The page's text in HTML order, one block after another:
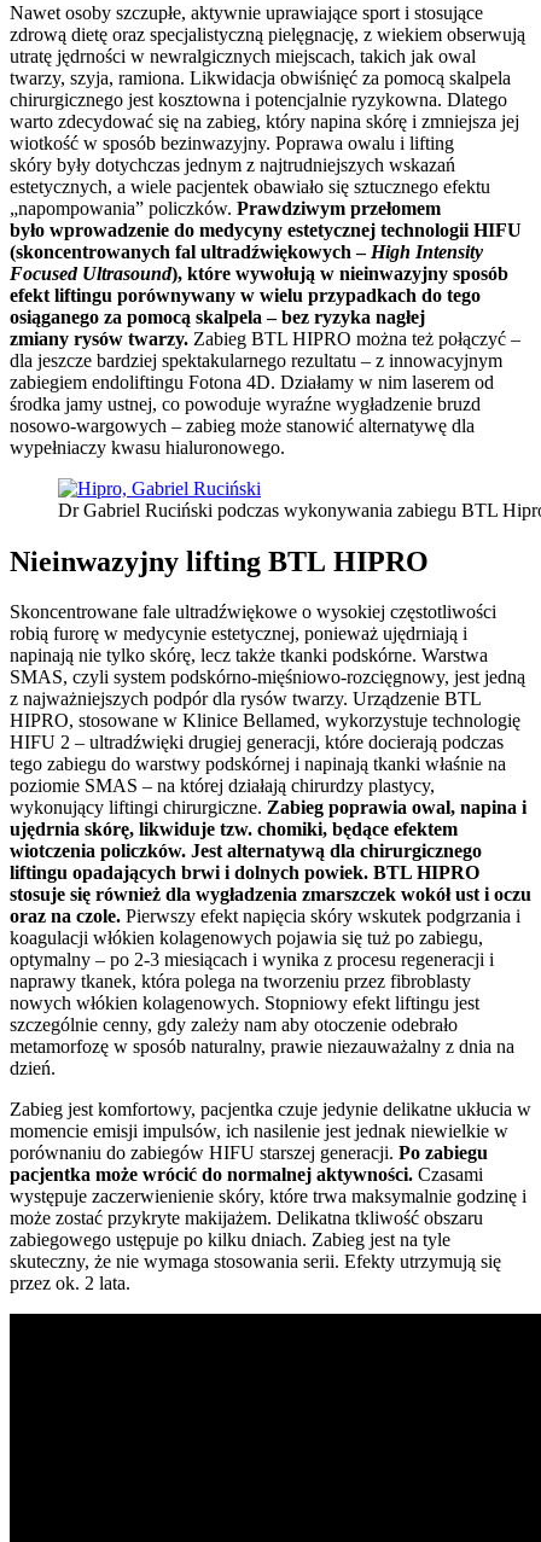
Nawet osoby szczupłe, aktywnie uprawiające sport i stosujące
zdrową dietę oraz specjalistyczną pielęgnację, z wiekiem obserwują
utratę jędrności w newralgicznych miejscach, takich jak owal
twarzy, szyja, ramiona. Likwidacja obwiśnięć za pomocą skalpela
chirurgicznego jest kosztowna i potencjalnie ryzykowna. Dlatego
warto zdecydować się na zabieg, który napina skórę i zmniejsza jej
wiotkość w sposób bezinwazyjny. Poprawa owalu i lifting
skóry były dotychczas jednym z najtrudniejszych wskazań
estetycznych, a wiele pacjentek obawiało się sztucznego efektu
„napompowania” policzków. Prawdziwym przełomem
było wprowadzenie do medycyny estetycznej technologii HIFU
(skoncentrowanych fal ultradźwiękowych – High Intensity
Focused Ultrasound), które wywołują w nieinwazyjny sposób
efekt liftingu porównywany w wielu przypadkach do tego
osiąganego za pomocą skalpela – bez ryzyka nagłej
zmiany rysów twarzy. Zabieg BTL HIPRO można też połączyć –
dla jeszcze bardziej spektakularnego rezultatu – z innowacyjnym
zabiegiem endoliftingu Fotona 4D. Działamy w nim laserem od
środka jamy ustnej, co powoduje wyraźne wygładzenie bruzd
nosowo-wargowych – zabieg może stanowić alternatywę dla
wypełniaczy kwasu hialuronowego.
Dr Gabriel Ruciński podczas wykonywania zabiegu BTL
Nieinwazyjny lifting BTL HIPRO
Skoncentrowane fale ultradźwiękowe o wysokiej częstotliwości
robią furorę w medycynie estetycznej, ponieważ ujędrniają i
napinają nie tylko skórę, lecz także tkanki podskórne. Warstwa
SMAS, czyli system podskórno-mięśniowo-rozcięgnowy, jest jedną
z najważniejszych podpór dla rysów twarzy. Urządzenie BTL
HIPRO, stosowane w Klinice Bellamed, wykorzystuje technologię
HIFU 2 – ultradźwięki drugiej generacji, które docierają podczas
tego zabiegu do warstwy podskórnej i napinają tkanki właśnie na
poziomie SMAS – na której działają chirurdzy plastycy,
wykonujący liftingi chirurgiczne. Zabieg poprawia owal, napina i
ujędrnia skórę, likwiduje tzw. chomiki, będące efektem
wiotczenia policzków. Jest alternatywą dla chirurgicznego
liftingu opadających brwi i dolnych powiek. BTL HIPRO
stosuje się również dla wygładzenia zmarszczek wokół ust i oczu
oraz na czole. Pierwszy efekt napięcia skóry wskutek podgrzania i
koagulacji włókien kolagenowych pojawia się tuż po zabiegu,
optymalny – po 2-3 miesiącach i wynika z procesu regeneracji i
naprawy tkanek, która polega na tworzeniu przez fibroblasty
nowych włókien kolagenowych. Stopniowy efekt liftingu jest
szczególnie cenny, gdy zależy nam aby otoczenie odebrało
metamorfozę w sposób naturalny, prawie niezauważalny z dnia na
dzień.
Zabieg jest komfortowy, pacjentka czuje jedynie delikatne ukłucia w
momencie emisji impulsów, ich nasilenie jest jednak niewielkie w
porównaniu do zabiegów HIFU starszej generacji. Po zabiegu
pacjentka może wrócić do normalnej aktywności. Czasami
występuje zaczerwienienie skóry, które trwa maksymalnie godzinę i
może zostać przykryte makijażem. Delikatna tkliwość obszaru
zabiegowego ustępuje po kilku dniach. Zabieg jest na tyle
skuteczny, że nie wymaga stosowania serii. Efekty utrzymują się
przez ok. 2 lata.